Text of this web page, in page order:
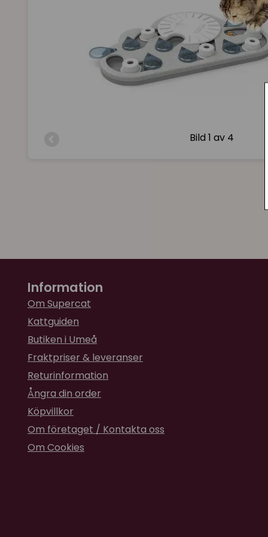
Bild1 av 4
Information
Om Supercat
Kattguiden
Butiken i Umeå
Fraktpriser & leveranser
Returinformation
Ångra din order
Köpvillkor
Om företaget / Kontakta oss
Om Cookies